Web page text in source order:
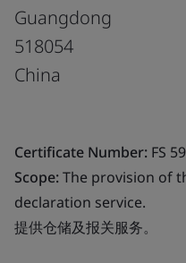
Guangdong
518054
China
Certificate Number: FS
Scope:The provision of
declaration service.
提供仓储及报关服务。